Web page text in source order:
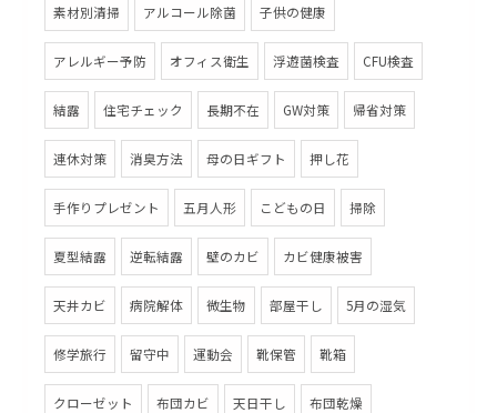
素材別清掃 アルコール除菌 子供の健康
アレルギー予防 オフィス衛生 浮遊菌検査 CFU検査
結露 住宅チェック 長期不在 GW対策 帰省対策
連休対策 消臭方法 母の日ギフト 押し花
手作りプレゼント 五月人形 こどもの日 掃除
夏型結露 逆転結露 壁のカビ カビ健康被害
天井カビ 病院解体 微生物 部屋干し 5月の湿気
修学旅行 留守中 運動会 靴保管 靴箱
クローゼット 布団カビ 天日干し 布団乾燥